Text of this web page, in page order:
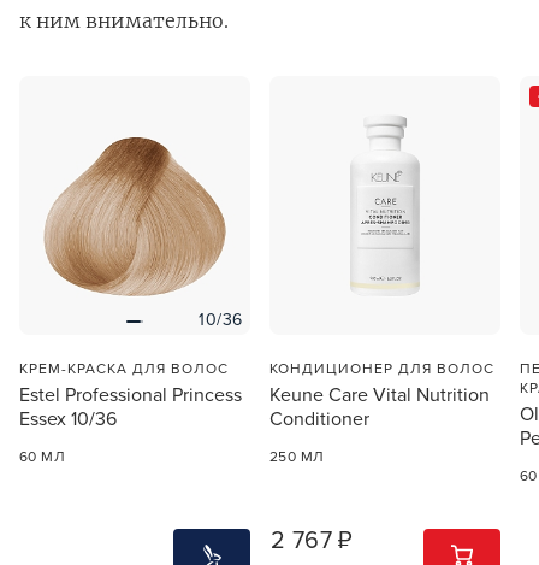
к ним внимательно.
10/36
КРЕМ-КРАСКА ДЛЯ ВОЛОС
Estel Professional Princess
Essex 10/36
60 МЛ
КОНДИЦИОНЕР ДЛЯ ВОЛОС
Keune Care Vital Nutrition
Conditioner
250 МЛ
2 767 ₽ 1 ШТ
В новом приложении RedHare Market для Android
смотреть товары и оформлять заказы — удобнее и
намного быстрее!
УСТАНОВИТЬ ИЗ GOOGLE PLAY
ПРОДОЛЖУ ЗДЕСЬ